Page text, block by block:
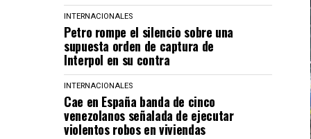
INTERNACIONALES
Petro rompe el silencio sobre una
supuesta orden de captura de
Interpol en su contra
INTERNACIONALES
Cae en España banda de cinco
venezolanos señalada de ejecutar
violentos robos en viviendas